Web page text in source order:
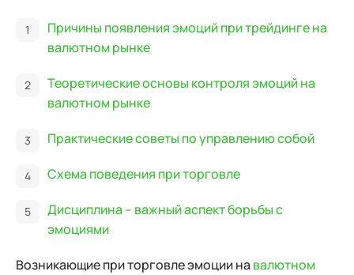
Причины появления эмоций при трейдинге на
валютном рынке
Теоретические основы контроля эмоций на
валютном рынке
Практические советы по управлению собой
Схема поведения при торговле
Дисциплина – важный аспект борьбы с
эмоциями
Возникающие при торговле эмоции на валютном